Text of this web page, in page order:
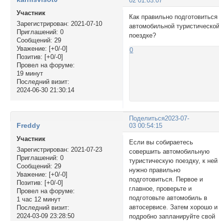
Участник
Зарегистрирован: 2021-07-10
Приглашений: 0
Сообщений: 29
Уважение: [+0/-0]
Позитив: [+0/-0]
Провел на форуме:
19 минут
Последний визит:
2024-06-30 21:30:14
Как правильно подготовиться
автомобильной
поездке?
0
Поделиться2023-07-
03 00:54:15
Freddy
Участник
Зарегистрирован: 2021-07-23
Приглашений: 0
Сообщений: 29
Уважение: [+0/-0]
Позитив: [+0/-0]
Провел на форуме:
1 час 12 минут
Последний визит:
2024-03-09 23:28:50
Если вы собираетесь
совершить автомобильную
туристическую поездку, к ней
нужно правильно
подготовиться. Первое и
главное, проверьте и
подготовьте автомобиль в
автосервисе. Затем хорошо и
подробно запланируйте свой